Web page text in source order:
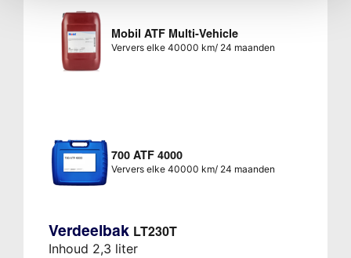
Mobil ATF Multi-Vehicle
Ververs elke 40000 km/ 24 maanden
700 ATF 4000
Ververs elke 40000 km/ 24 maanden
Verdeelbak LT230T
Inhoud 2,3 liter